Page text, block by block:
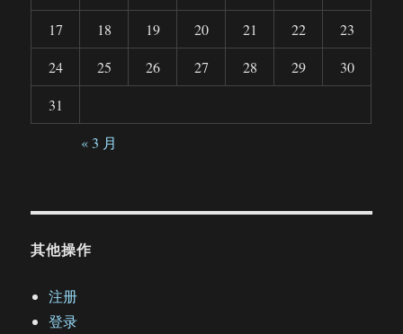
17
18 19 20 21 22
23
24
25 26 27 28 29
30
31
« 3 月
其他操作
注册
登录